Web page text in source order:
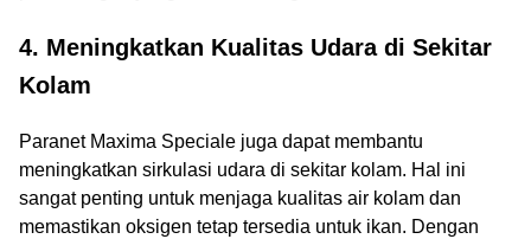
4. Meningkatkan Kualitas Udara di Sekitar
Kolam
Paranet Maxima Speciale juga dapat membantu
meningkatkan sirkulasi udara di sekitar kolam. Hal ini
sangat penting untuk menjaga kualitas air kolam dan
memastikan oksigen tetap tersedia untuk ikan. Dengan